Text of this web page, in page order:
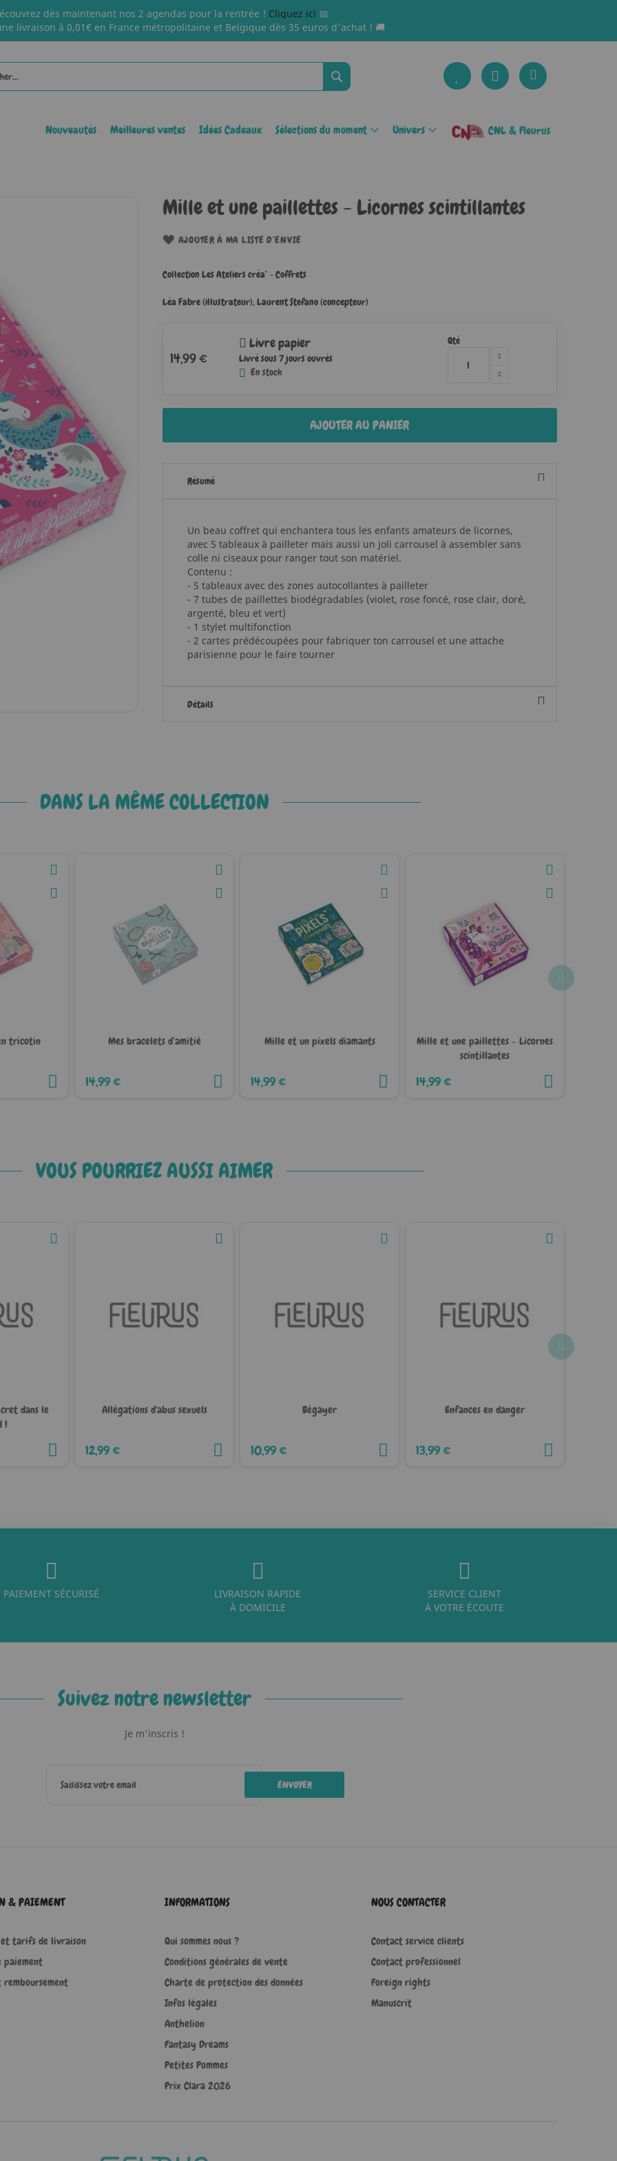
dès maintenant nos 2 agendas pour la rentrée ! Cliquez ici 📅
livraison à 0,01€ en France métropolitaine et Belgique dès 35 euros d'achat ! 🚚
Rechercher
Nouveautés Meilleures ventes Idées Cadeaux Sélections du moment Univers CNL & Fleurus
Mille et une paillettes - Licornes scintillantes
AJOUTER À MA LISTE D’ENVIE
Collection Les Ateliers créa’ - Coffrets
Léa Fabre (illustrateur), Laurent Stefano (concepteur)
14,99 €
Livre papier
Livré sous 7 jours ouvrés
En stock
Qté
AJOUTER AU PANIER
Résumé
Un beau coffret qui enchantera tous les enfants amateurs de licornes,
avec 5 tableaux à pailleter mais aussi un joli carrousel à assembler sans
colle ni ciseaux pour ranger tout son matériel.
Contenu :
- 5 tableaux avec des zones autocollantes à pailleter
- 7 tubes de paillettes biodégradables (violet, rose foncé, rose clair, doré,
argenté, bleu et vert)
- 1 stylet multifonction
- 2 cartes prédécoupées pour fabriquer ton carrousel et une attache
parisienne pour le faire tourner
Détails
DANS LA MÊME COLLECTION
tricotin Mes bracelets d’amitié
14,99 €
Mille et un pixels diamants
14,99 €
Mille et une paillettes - Licornes
scintillantes
14,99 €
VOUS POURRIEZ AUSSI AIMER
dans le
!
Allégations d'abus sexuels
12,99 €
Bégayer
10,99 €
Enfances en danger
13,99 €
PAIEMENT SÉCURISÉ
LIVRAISON RAPIDE
À DOMICILE
SERVICE CLIENT
À VOTRE ÉCOUTE
Suivez notre newsletter
Je m'inscris !
ENVOYER
& PAIEMENT
et tarifs de livraison
paiement
remboursement
INFORMATIONS
Qui sommes nous ?
Conditions générales de vente
Charte de protection des données
Infos légales
Anthelion
Fantasy Dreams
Petites Pommes
Prix Clara 2026
NOUS CONTACTER
Contact service clients
Contact professionnel
Foreign rights
Manuscrit